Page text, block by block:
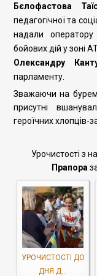
Бєлофастова
педагогічної та
надали оператору
бойових дій у зоні
Олександру
парламенту.
Зважаючи на
присутні
героїчних хлопців-
Урочистості з
Прапора
УРОЧИСТОСТІ ДО
ДНЯ Д...